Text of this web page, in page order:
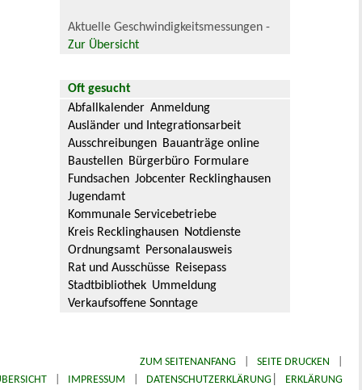
Aktuelle Geschwindigkeitsmessungen -
Zur Übersicht
Oft gesucht
Abfallkalender Anmeldung
Ausländer und Integrationsarbeit
Ausschreibungen Bauanträge online
Baustellen Bürgerbüro Formulare
Fundsachen Jobcenter Recklinghausen
Jugendamt
Kommunale Servicebetriebe
Kreis Recklinghausen Notdienste
Ordnungsamt Personalausweis
Rat und Ausschüsse Reisepass
Stadtbibliothek Ummeldung
Verkaufsoffene Sonntage
ZUM SEITENANFANG SEITE DRUCKEN
IMPRESSUM DATENSCHUTZERKLÄRUNG| ERKLÄRUNG